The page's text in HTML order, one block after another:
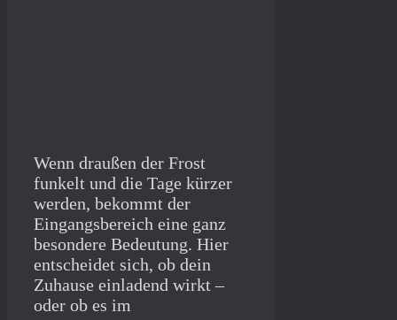
Wenn draußen der Frost
funkelt und die Tage kürzer
werden, bekommt der
Eingangsbereich eine ganz
besondere Bedeutung. Hier
entscheidet sich, ob dein
Zuhause einladend wirkt –
oder ob es im